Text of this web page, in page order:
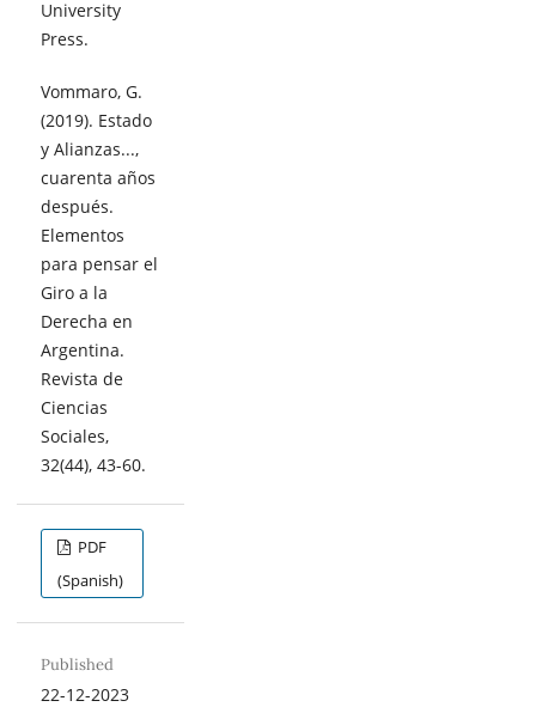
University
Press.
Vommaro, G.
(2019). Estado
y Alianzas...,
cuarenta años
después.
Elementos
para pensar el
Giro a la
Derecha en
Argentina.
Revista de
Ciencias
Sociales,
32(44), 43-60.
PDF
(Spanish)
Published
22-12-2023